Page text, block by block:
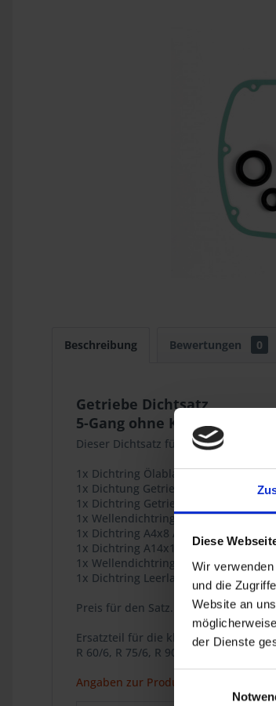
Diese
Wir
und die
Website an
der Dienste
Einwilligungsauswahl
Beschreibung Bewertungen 0
Getriebe Dichtsatz
5-Gang ohne Kickstarter
Dieser Dichtsatz für Getriebe ohne
1x Dichtring Ölablassschraube
1x Dichtung Getriebedeckel 5-Gang
1x Dichtring Getriebeabtriebswelle 5-
1x Wellendichtring Schaltwelle
1x Dichtring A4x8 Alu Art.Nr. 07-11-9-
1x Dichtring A14x18 Alu Art.Nr. 07-
1x Wellendichtring
1x Dichtring Leerlaufschalter 5-Gang
Preis für den Satz.
Ersatzteil für die klassischen BMW
R 60/6, R 75/6, R 90/6, R 90S, R 60/7,
Angaben zur Produktsicherheit